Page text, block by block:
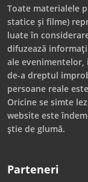
Toate materialele
statice și filme)
luate în
difuzează
ale
de-a dreptul
persoane reale
Oricine se simte
website este
știe de glumă.
Parteneri